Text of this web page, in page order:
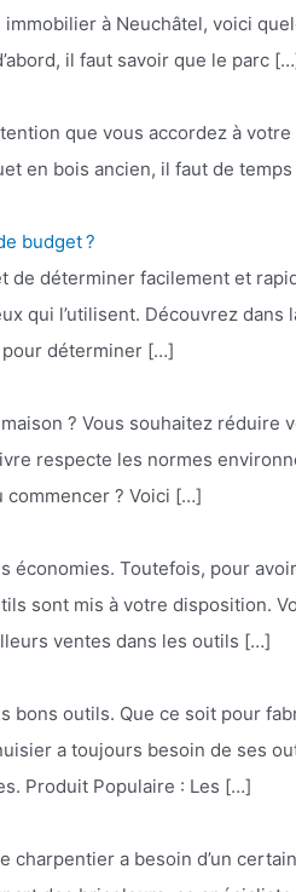
à Neuchâtel, voici
il faut savoir que le parc
que vous accordez à
en bois ancien, il faut de
budget ?
déterminer facilement et
qui l’utilisent. Découvrez dans
déterminer […]
? Vous souhaitez réduire
respecte les normes
commencer ? Voici […]
économies. Toutefois, pour
sont mis à votre disposition.
ventes dans les outils […]
bons outils. Que ce soit pour
a toujours besoin de ses
Produit Populaire : Les […]
a besoin d’un